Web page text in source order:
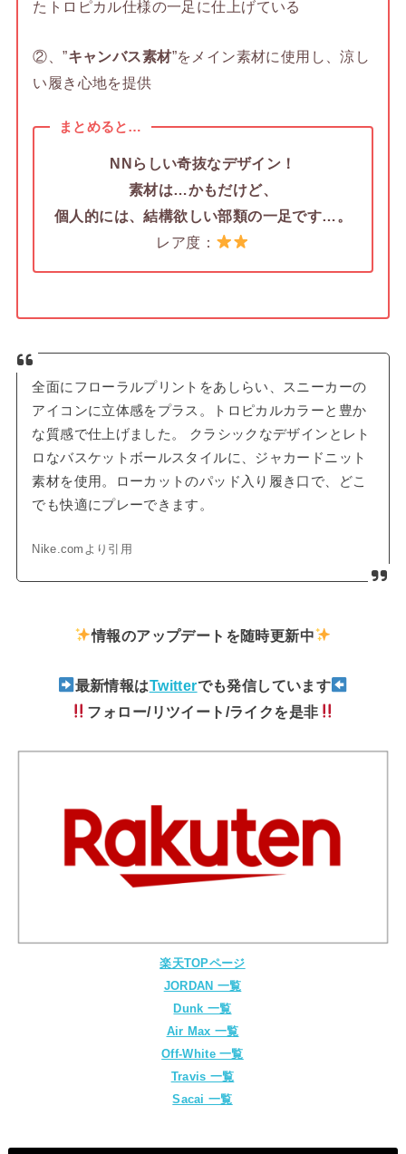
たトロピカル仕様の一足に仕上げている
②、”キャンバス素材”をメイン素材に使用し、涼し
い履き心地を提供
まとめると…
NNらしい奇抜なデザイン！
素材は…かもだけど、
個人的には、結構欲しい部類の一足です…。
レア度：
全面にフローラルプリントをあしらい、スニーカーの
アイコンに立体感をプラス。トロピカルカラーと豊か
な質感で仕上げました。 クラシックなデザインとレト
ロなバスケットボールスタイルに、ジャカードニット
素材を使用。ローカットのパッド入り履き口で、どこ
でも快適にプレーできます。
Nike.comより引用
情報のアップデートを随時更新中
最新情報はTwitterでも発信しています
フォロー/リツイート/ライクを是非
楽天TOPページ
JORDAN 一覧
Dunk 一覧
Air Max 一覧
Off-White 一覧
Travis 一覧
Sacai 一覧